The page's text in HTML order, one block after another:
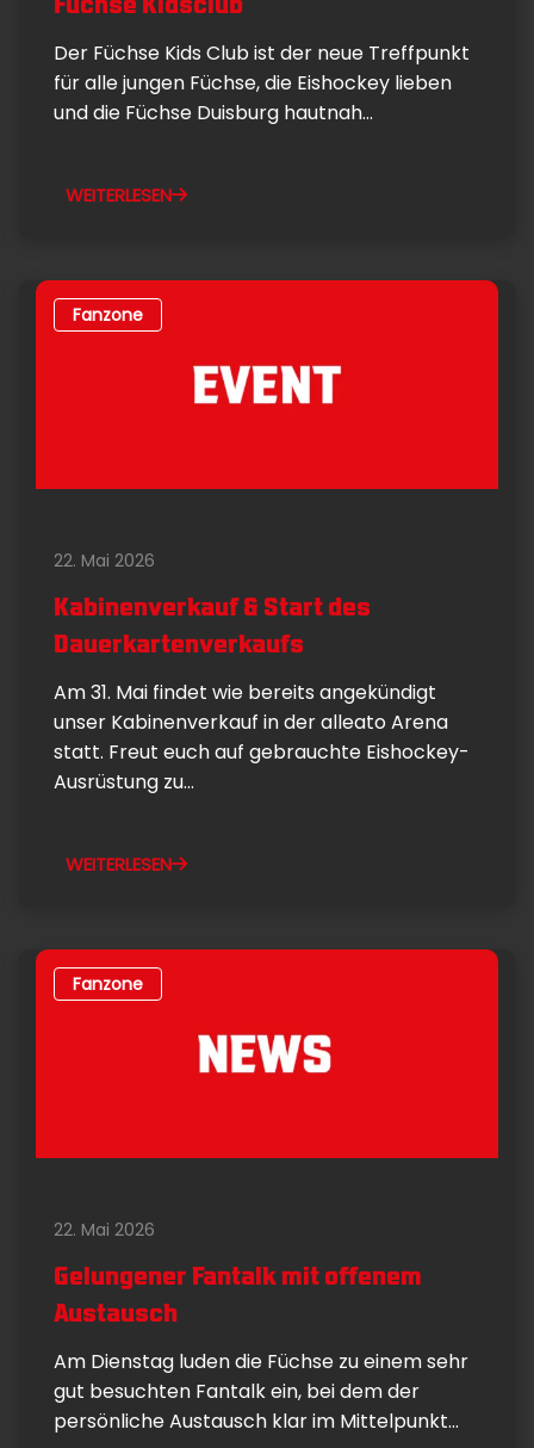
Der Füchse Kids Club ist der neue Treffpunkt
für alle jungen Füchse, die Eishockey lieben
und die Füchse Duisburg hautnah...
WEITERLESEN
Fanzone
22. Mai 2026
Kabinenverkauf & Start des
Dauerkartenverkaufs
Am 31. Mai findet wie bereits angekündigt
unser Kabinenverkauf in der alleato Arena
statt. Freut euch auf gebrauchte Eishockey-
Ausrüstung zu...
WEITERLESEN
Fanzone
22. Mai 2026
Gelungener Fantalk mit offenem
Austausch
Am Dienstag luden die Füchse zu einem sehr
gut besuchten Fantalk ein, bei dem der
persönliche Austausch klar im Mittelpunkt...